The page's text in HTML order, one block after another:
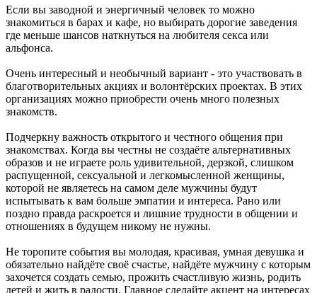
Если вы заводной и энергичный человек то можно
знакомиться в барах и кафе, но выбирать дорогие заведения
где меньше шансов наткнуться на любителя секса или
альфонса.
Очень интересный и необычный вариант - это участвовать в
благотворительных акциях и волонтёрских проектах. В этих
организациях можно приобрести очень много полезных
знакомств.
Подчеркну важность открытого и честного общения при
знакомствах. Когда вы честны не создаёте альтернативных
образов и не играете роль удивительной, дерзкой, слишком
распущенной, сексуальной и легкомысленной женщины,
которой не являетесь на самом деле мужчины будут
испытывать к вам больше эмпатии и интереса. Рано или
поздно правда раскроется и лишние трудности в общении и
отношениях в будущем никому не нужны.
Не торопите события вы молодая, красивая, умная девушка и
обязательно найдёте своё счастье, найдёте мужчину с которым
захочется создать семью, прожить счастливую жизнь, родить
детей и жить в радости. Главное сделайте акцент на интересах